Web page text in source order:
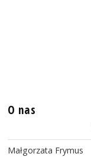
O nas
Małgorzata Frymus